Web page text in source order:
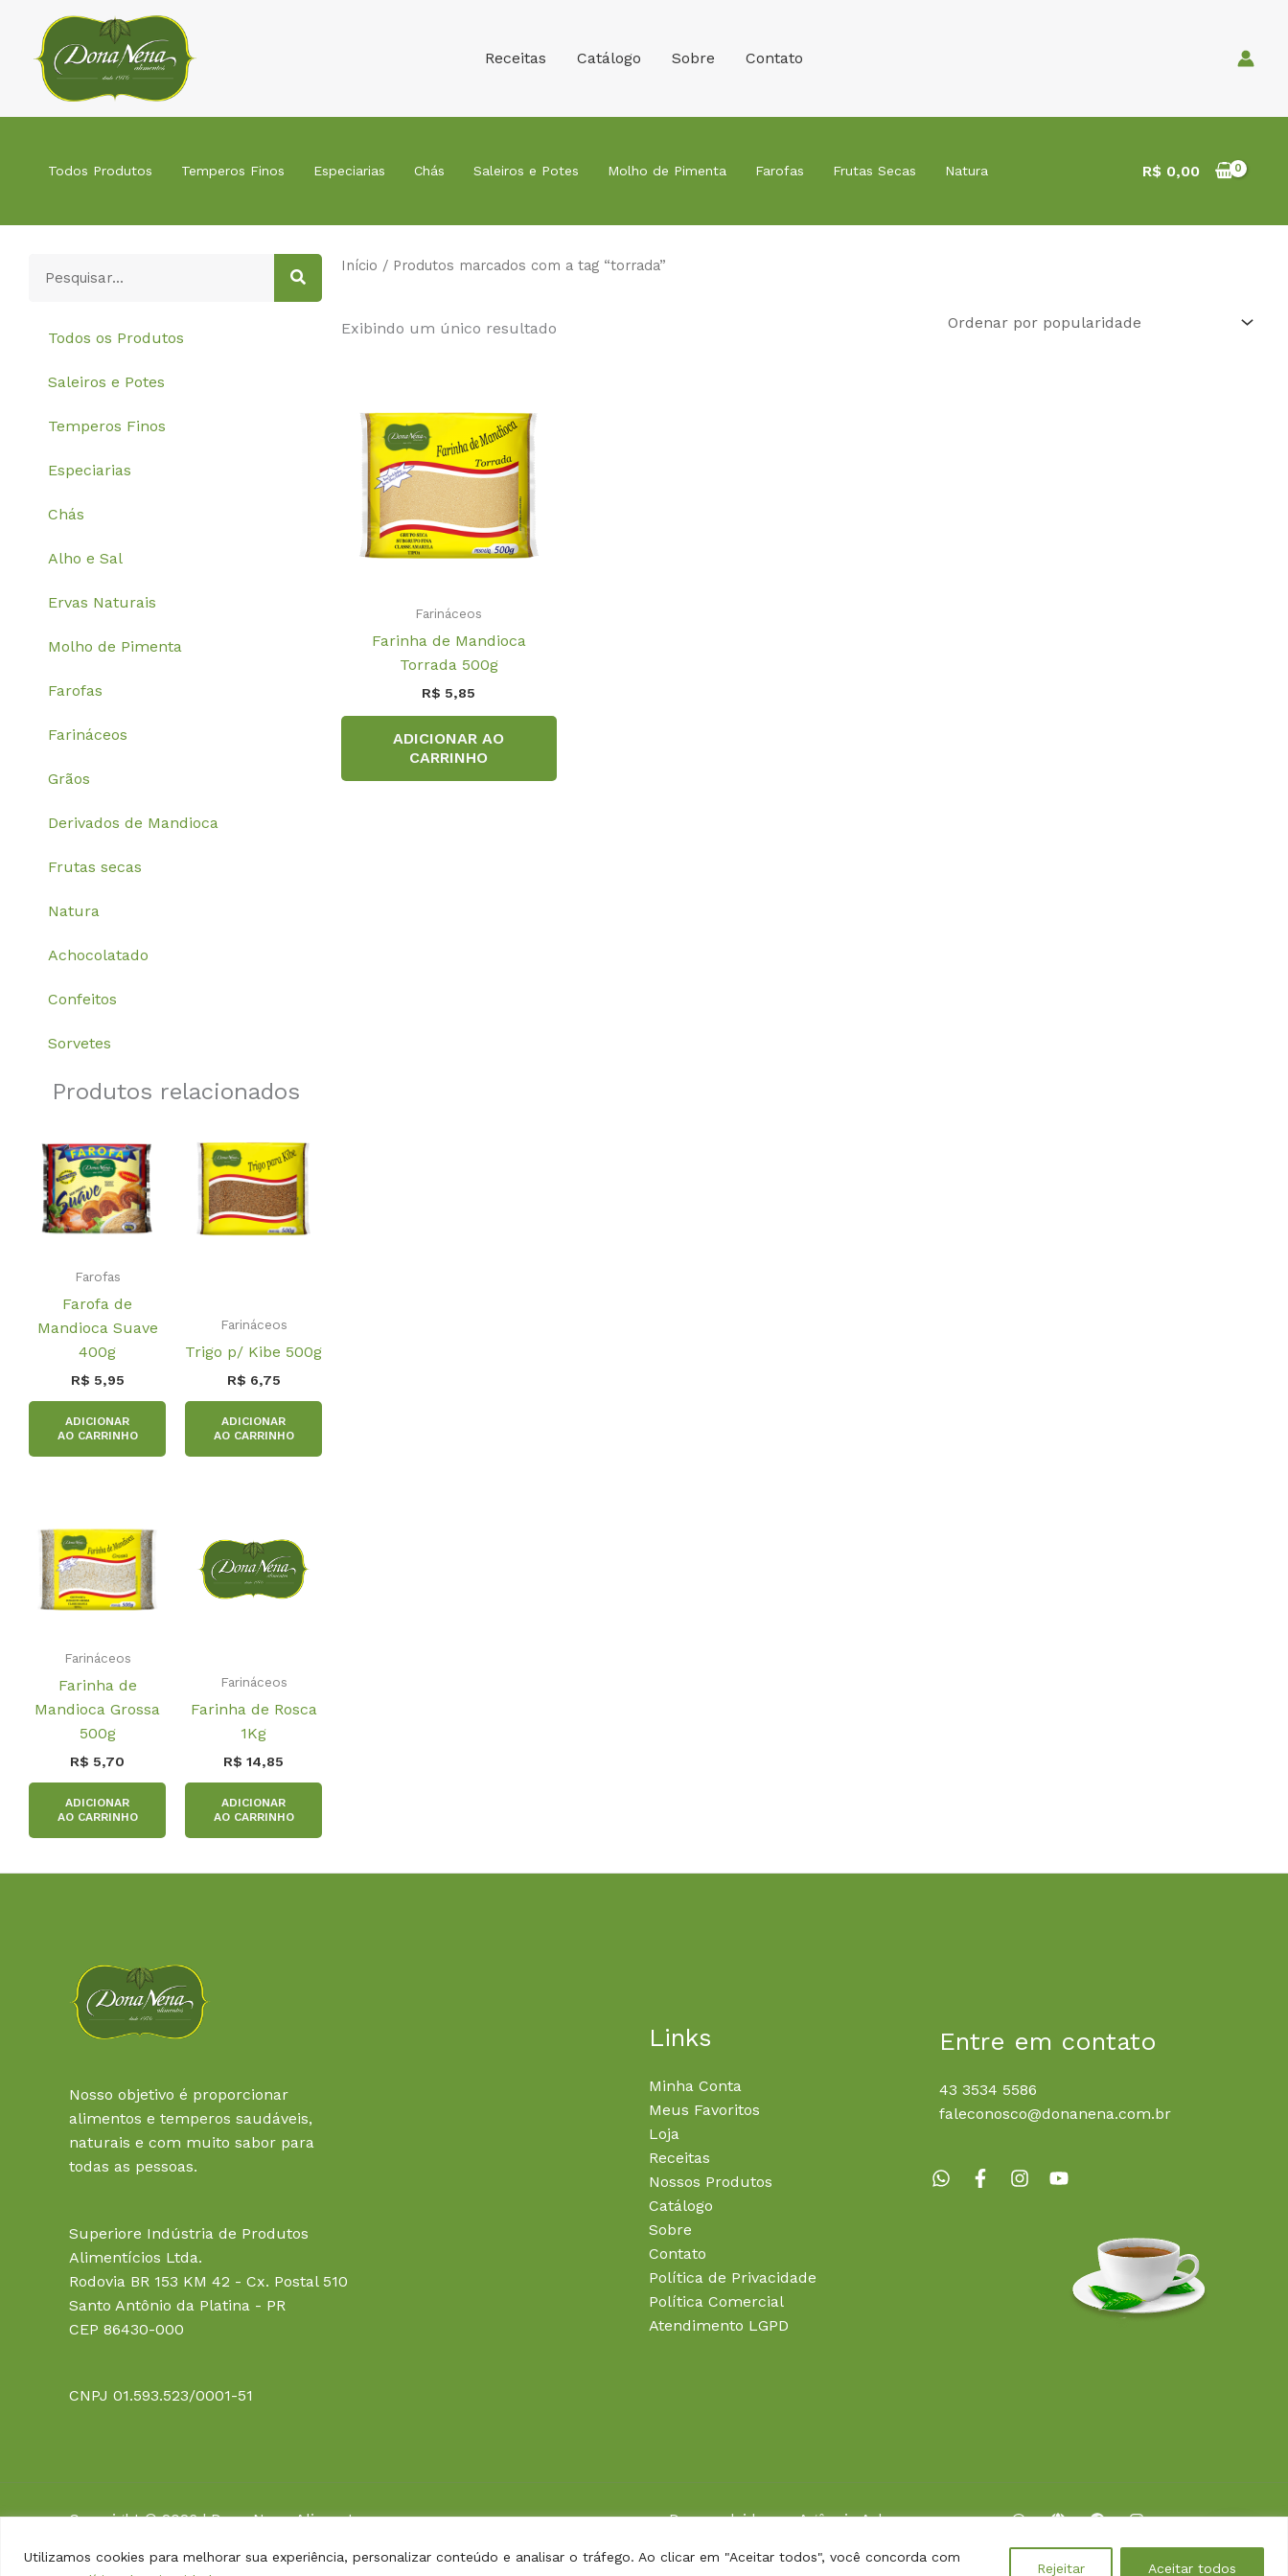
Utilizamos cookies para melhorar sua experiência, personalizar conteúdo e analisar o tráfego. Ao clicar em "Aceitar todos", você concorda com
Rejeitar Aceitar todos
conteúdo
Receitas Catálogo Sobre Contato
Todos Produtos Temperos Finos Especiarias Chás Saleiros e Potes Molho de Pimenta Farofas Frutas Secas Natura R$ 0,00
Todos os Produtos
Saleiros e Potes
Temperos Finos
Especiarias
Chás
Alho e Sal
Ervas Naturais
Molho de Pimenta
Farofas
Farináceos
Grãos
Derivados de Mandioca
Frutas secas
Natura
Achocolatado
Confeitos
Sorvetes
Produtos relacionados
Farofas
Farofa de
Mandioca Suave
400g
R$ 5,95
ADICIONAR
AO CARRINHO
Farináceos
Trigo p/ Kibe 500g
R$ 6,75
ADICIONAR
AO CARRINHO
Farináceos
Farinha de
Mandioca Grossa
500g
R$ 5,70
ADICIONAR
AO CARRINHO
Farináceos
Farinha de Rosca
1Kg
R$ 14,85
ADICIONAR
AO CARRINHO
Início / Produtos marcados com a tag “torrada”
Exibindo um único resultado
Farináceos
Farinha de Mandioca
Torrada 500g
R$ 5,85
ADICIONAR AO
CARRINHO
Nosso objetivo é proporcionar
alimentos e temperos saudáveis,
naturais e com muito sabor para
todas as pessoas.
Superiore Indústria de Produtos
Alimentícios Ltda.
Rodovia BR 153 KM 42 - Cx. Postal 510
Santo Antônio da Platina - PR
CEP 86430-000
CNPJ 01.593.523/0001-51
Links
Minha Conta
Meus Favoritos
Loja
Receitas
Nossos Produtos
Catálogo
Sobre
Contato
Política de Privacidade
Política Comercial
Atendimento LGPD
Entre em contato
43 3534 5586
faleconosco@donanena.com.br
Copyright © 2026 | Dona Nena Alimentos Desenvolvido por Agência Arbor